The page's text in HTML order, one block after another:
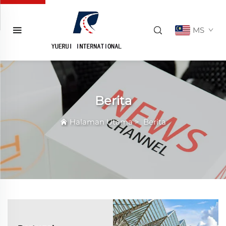
MS
Berita
Halaman Utama> Berita